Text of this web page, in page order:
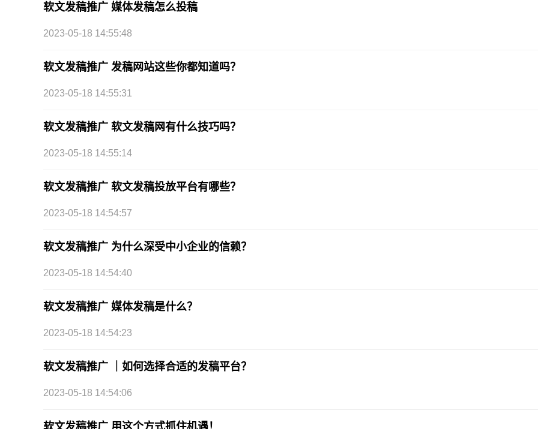
软文发稿推广 媒体发稿怎么投稿
2023-05-18 14:55:48
软文发稿推广 发稿网站这些你都知道吗？
2023-05-18 14:55:31
软文发稿推广 软文发稿网有什么技巧吗？
2023-05-18 14:55:14
软文发稿推广 软文发稿投放平台有哪些？
2023-05-18 14:54:57
软文发稿推广 为什么深受中小企业的信赖？
2023-05-18 14:54:40
软文发稿推广 媒体发稿是什么？
2023-05-18 14:54:23
软文发稿推广 ｜如何选择合适的发稿平台？
2023-05-18 14:54:06
软文发稿推广 用这个方式抓住机遇！